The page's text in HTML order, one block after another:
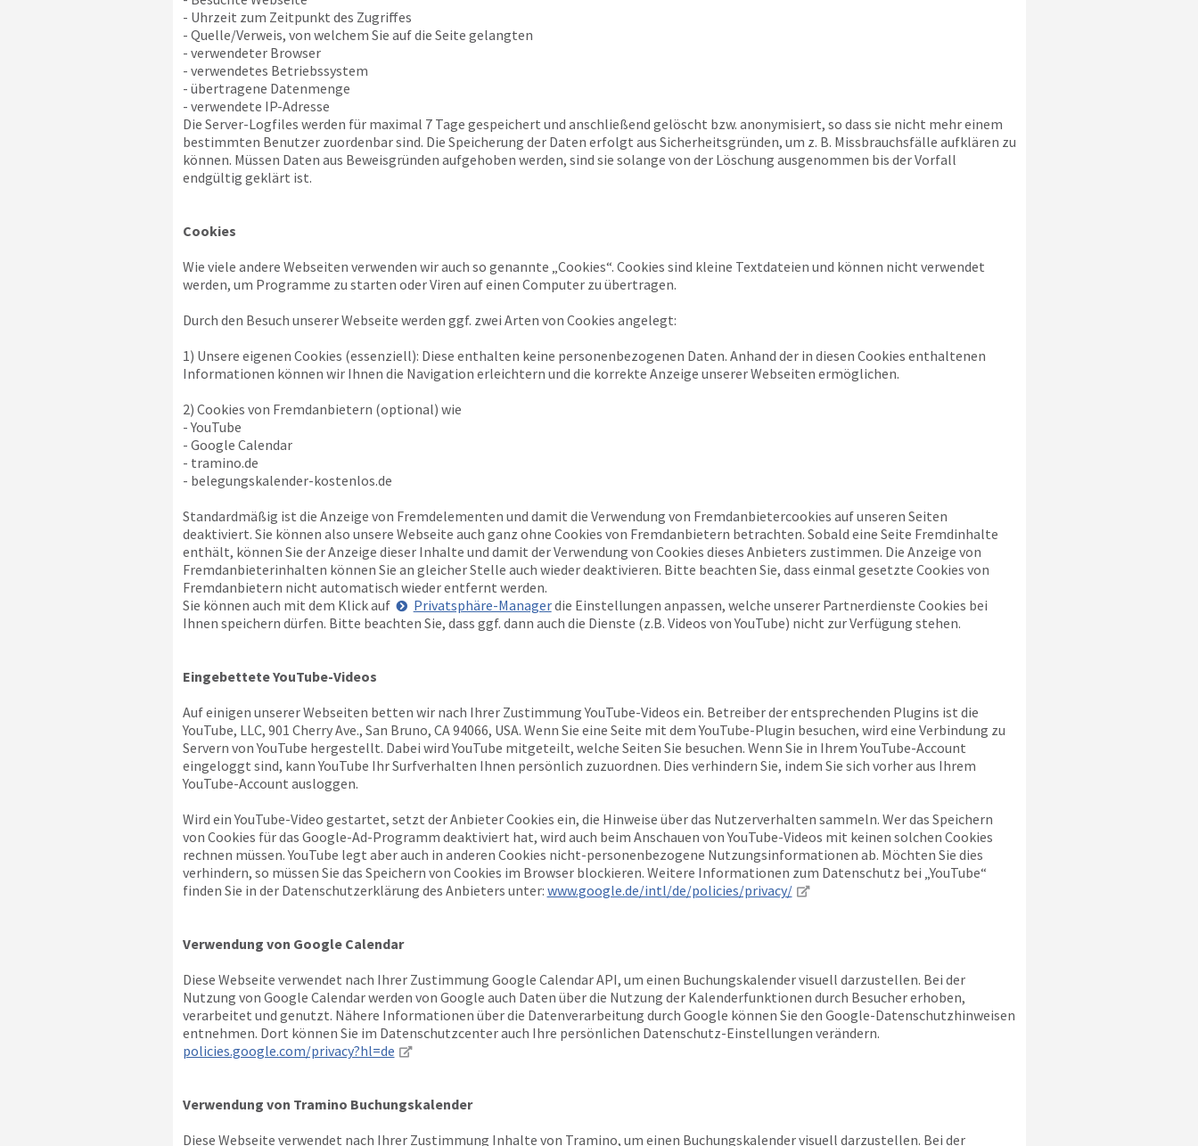
- Uhrzeit zum Zeitpunkt des Zugriffes
- Quelle/Verweis, von welchem Sie auf die Seite gelangten
- verwendeter Browser
- verwendetes Betriebssystem
- übertragene Datenmenge
- verwendete IP-Adresse
Die Server-Logfiles werden für maximal 7 Tage gespeichert und anschließend gelöscht bzw. anonymisiert, so dass sie nicht mehr einem
bestimmten Benutzer zuordenbar sind. Die Speicherung der Daten erfolgt aus Sicherheitsgründen, um z. B. Missbrauchsfälle aufklären zu
können. Müssen Daten aus Beweisgründen aufgehoben werden, sind sie solange von der Löschung ausgenommen bis der Vorfall
endgültig geklärt ist.
Cookies
Wie viele andere Webseiten verwenden wir auch so genannte „Cookies“. Cookies sind kleine Textdateien und können nicht verwendet
werden, um Programme zu starten oder Viren auf einen Computer zu übertragen.
Durch den Besuch unserer Webseite werden ggf. zwei Arten von Cookies angelegt:
1) Unsere eigenen Cookies (essenziell): Diese enthalten keine personenbezogenen Daten. Anhand der in diesen Cookies enthaltenen
Informationen können wir Ihnen die Navigation erleichtern und die korrekte Anzeige unserer Webseiten ermöglichen.
2) Cookies von Fremdanbietern (optional) wie
- YouTube
- Google Calendar
- tramino.de
- belegungskalender-kostenlos.de
Standardmäßig ist die Anzeige von Fremdelementen und damit die Verwendung von Fremdanbietercookies auf unseren Seiten
deaktiviert. Sie können also unsere Webseite auch ganz ohne Cookies von Fremdanbietern betrachten. Sobald eine Seite Fremdinhalte
enthält, können Sie der Anzeige dieser Inhalte und damit der Verwendung von Cookies dieses Anbieters zustimmen. Die Anzeige von
Fremdanbieterinhalten können Sie an gleicher Stelle auch wieder deaktivieren. Bitte beachten Sie, dass einmal gesetzte Cookies von
Fremdanbietern nicht automatisch wieder entfernt werden.
Sie können auch mit dem Klick auf
Privatsphäre-Managerdie Einstellungen anpassen, welche unserer Partnerdienste Cookies bei
Ihnen speichern dürfen. Bitte beachten Sie, dass ggf. dann auch die Dienste (z.B. Videos von YouTube) nicht zur Verfügung stehen.
Eingebettete YouTube-Videos
Auf einigen unserer Webseiten betten wir nach Ihrer Zustimmung YouTube-Videos ein. Betreiber der entsprechenden Plugins ist die
YouTube, LLC, 901 Cherry Ave., San Bruno, CA 94066, USA. Wenn Sie eine Seite mit dem YouTube-Plugin besuchen, wird eine Verbindung zu
Servern von YouTube hergestellt. Dabei wird YouTube mitgeteilt, welche Seiten Sie besuchen. Wenn Sie in Ihrem YouTube-Account
eingeloggt sind, kann YouTube Ihr Surfverhalten Ihnen persönlich zuzuordnen. Dies verhindern Sie, indem Sie sich vorher aus Ihrem
YouTube-Account ausloggen.
Wird ein YouTube-Video gestartet, setzt der Anbieter Cookies ein, die Hinweise über das Nutzerverhalten sammeln. Wer das Speichern
von Cookies für das Google-Ad-Programm deaktiviert hat, wird auch beim Anschauen von YouTube-Videos mit keinen solchen Cookies
rechnen müssen. YouTube legt aber auch in anderen Cookies nicht-personenbezogene Nutzungsinformationen ab. Möchten Sie dies
verhindern, so müssen Sie das Speichern von Cookies im Browser blockieren. Weitere Informationen zum Datenschutz bei „YouTube“
finden Sie in der Datenschutzerklärung des Anbieters unter: www.google.de/intl/de/policies/privacy/
Verwendung von Google Calendar
Diese Webseite verwendet nach Ihrer Zustimmung Google Calendar API, um einen Buchungskalender visuell darzustellen. Bei der
Nutzung von Google Calendar werden von Google auch Daten über die Nutzung der Kalenderfunktionen durch Besucher erhoben,
verarbeitet und genutzt. Nähere Informationen über die Datenverarbeitung durch Google können Sie den Google-Datenschutzhinweisen
entnehmen. Dort können Sie im Datenschutzcenter auch Ihre persönlichen Datenschutz-Einstellungen verändern.
policies.google.com/privacy?hl=de
Verwendung von Tramino Buchungskalender
Diese Webseite verwendet nach Ihrer Zustimmung Inhalte von Tramino, um einen Buchungskalender visuell darzustellen. Bei der